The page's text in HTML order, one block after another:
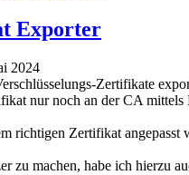
Exporter
2024
Zertifikate
nur noch an der CA
richtigen Zertifikat
zu machen, habe ich hierzu